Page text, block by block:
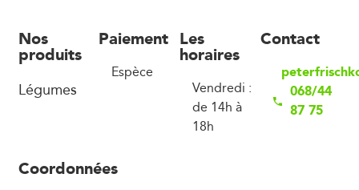
Nos
produits
Légumes
Paiement
Espèce
Les
horaires
Vendredi :
de 14h à
18h
Contact
068/44
87 75
Coordonnées